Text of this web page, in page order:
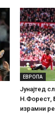
ЕВРОПА
Јунајтед
Н.Форест,
израмни